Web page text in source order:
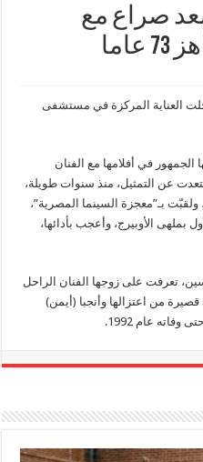
بعد صراع مع
العناية المركزة في مستشفى
الجمهور في أفلامها مع الفنان
عن التمثيل، منذ سنوات طويلة،
بـ”معجزة السينما المصرية”،
الأوبيرج، وأعجب بأدائها،
تعرفت على زوجها الفنان الراحل
من اعتزالها وأنجبا (أيمن)